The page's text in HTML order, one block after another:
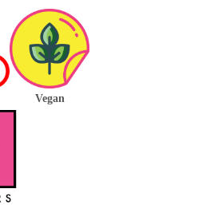
Vegan